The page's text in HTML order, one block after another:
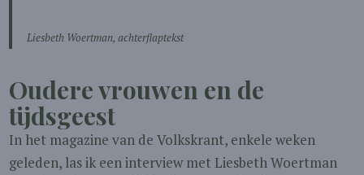
Liesbeth Woertman, achterflaptekst
Oudere vrouwen en de
tijdsgeest
In het magazine van de Volkskrant, enkele weken
geleden, las ik een interview met Liesbeth Woertman